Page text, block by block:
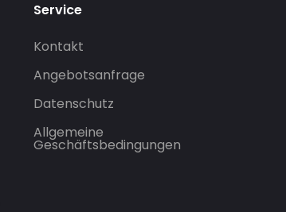
Service
Kontakt
Angebotsanfrage
Datenschutz
Allgemeine
Geschäftsbedingungen